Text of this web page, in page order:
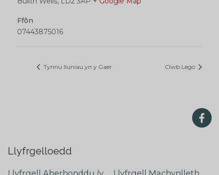
Ffôn
07443875016
Tynnu lluniau yn y Gaer Clwb Lego
Llyfrgelloedd